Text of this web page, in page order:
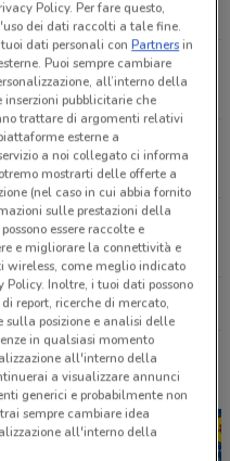
Vignola
Emilia
Tutti i negozi Dpiu
Policy. Per fare questo,
dei dati raccolti a tale fine.
dati personali conPartnersin
Puoi sempre cambiare
all’interno della
inserzioni pubblicitarie che
trattare di argomenti relativi
esterne a
a noi collegato ci informa
mostrarti delle offerte a
(nel caso in cui abbia fornito
sulle prestazioni della
essere raccolte e
e migliorare la connettività e
wireless, come meglio indicato
Inoltre, i tuoi dati possono
report, ricerche di mercato,
sulla posizione e analisi delle
in qualsiasi momento
all'interno della
a visualizzare annunci
generici e probabilmente non
sempre cambiare idea
all'interno della